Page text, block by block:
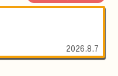
2026.8.7